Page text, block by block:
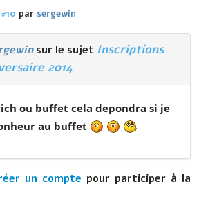
#10 par sergewin
sur le sujet Inscriptions
2014
ou buffet cela depondra si je
au buffet
un compte pour participer à la